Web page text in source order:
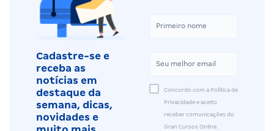
Cadastre-se e
receba as
notícias em
destaque da
semana, dicas,
novidades e
Concordo com a Política de
Privacidade e aceito
receber comunicações do
Gran Cursos Online.